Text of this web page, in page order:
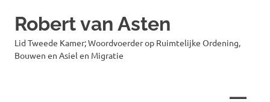
Robert van Asten
Lid Tweede Kamer; Woordvoerder op Ruimtelijke Ordening,
Bouwen en Asiel en Migratie